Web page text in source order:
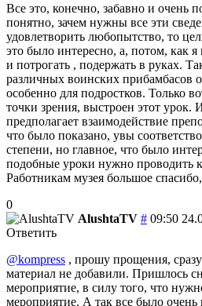
Все это, конечно, забавно и очень
понятно, зачем нужны все эти
удовлетворить любопытство, то
это было интересно, а, потом, как
и потрогать , подержать в руках.
различных воинских прибамбасов
особенно для подростков. Только
точки зрения, выстроен этот урок.
предполагает взаимодействие
что было показано, увы
степени, но главное, что было
подобные уроки нужно проводить
Работникам музея большое
0
AlushtaTV # 09:50
Ответить
@kompress , прошу прощения,
материал не добавили. Пришлось
мероприятие, в силу того, что
мероприятие. А так все было очень